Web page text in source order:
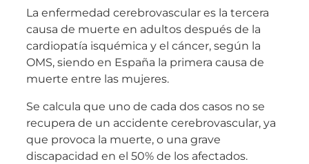
La enfermedad cerebrovascular es la tercera
causa de muerte en adultos después de la
cardiopatía isquémica y el cáncer, según la
OMS, siendo en España la primera causa de
muerte entre las mujeres.
Se calcula que uno de cada dos casos no se
recupera de un accidente cerebrovascular, ya
que provoca la muerte, o una grave
discapacidad en el 50% de los afectados.